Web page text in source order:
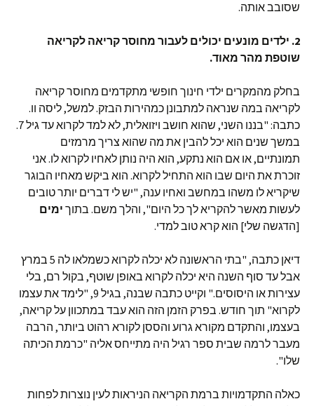
שסובב אותה.
2. ילדים מונעים יכולים לעבור מחוסר קריאה לקריאה
שוטפת מהר מאוד.
בחלק מהמקרים ילדי חינוך חופשי מתקדמים מחוסר קריאה
לקריאה במה שנראה למתבונן כמהירות הבזק. למשל, ליסה וו.
כתבה: "בננו השני, שהוא חושב ויזואלית, לא למד לקרוא עד גיל 7.
במשך שנים הוא יכל להבין את מה שהוא צריך מרמזים
תמונתיים, או אם הוא נתקע, הוא היה נותן לאחיו לקרוא לו. אני
זוכרת את היום שבו הוא התחיל לקרוא. הוא ביקש מאחיו הבוגר
שיקריא לו משהו במחשב ואחיו ענה, "יש לי דברים יותר טובים
לעשות מאשר להקריא לך כל היום", והלך משם. בתוך ימים
[הדגשה שלי] הוא קרא טוב למדי.
דיאן כתבה, "בתי הראשונה לא יכלה לקרוא כשמלאו לה 5 במרץ
אבל עד סוף השנה היא יכלה לקרוא באופן שוטף, בקול רם, בלי
עצירות או היסוסים." וקייט כתבה שבנה, בגיל 9, "לימד את עצמו
לקרוא" תוך חודש. בפרק הזמן הזה הוא עבד במתכוון על קריאה,
בעצמו, והתקדם מקורא גרוע והססן לקורא רהוט ביותר, הרבה
מעבר לרמה שבית ספר רגיל היה מתייחס אליה "כרמת הכיתה
שלו".
כאלה התקדמויות ברמת הקריאה הניראות לעין נוצרות לפחות